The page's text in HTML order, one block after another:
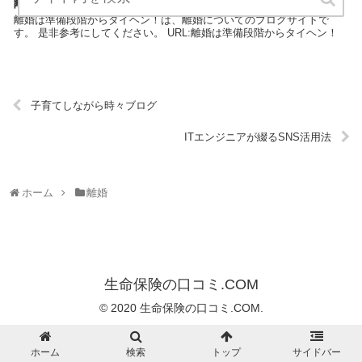
離婚は準備段階からタイヘン！は、離婚についてのブログサイトで
す。 是非参考にしてください。 URL:離婚は準備段階からタイヘン！
子育てしながら時々ブログ
ITエンジニアが綴るSNS活用法
ホーム 離婚
生命保険の口コミ.COM
© 2020 生命保険の口コミ.COM.
ホーム 検索 トップ サイドバー